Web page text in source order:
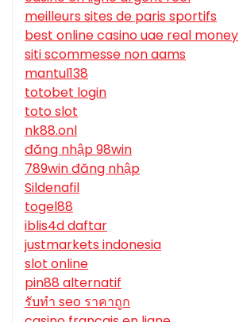
meilleurs sites de paris sportifs
best online casino uae real money
siti scommesse non aams
mantul138
totobet login
toto slot
nk88.onl
đăng nhập 98win
789win đăng nhập
Sildenafil
togel88
iblis4d daftar
justmarkets indonesia
slot online
pin88 alternatif
รับทํา seo ราคาถูก